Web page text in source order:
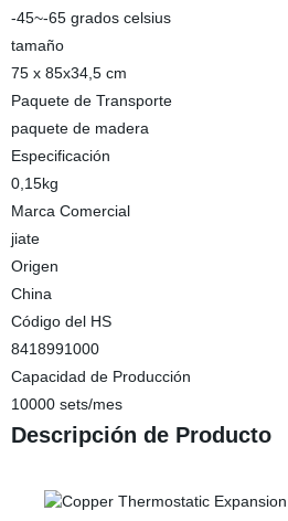
-45~-65 grados celsius
tamaño
75 x 85x34,5 cm
Paquete de Transporte
paquete de madera
Especificación
0,15kg
Marca Comercial
jiate
Origen
China
Código del HS
8418991000
Capacidad de Producción
10000 sets/mes
Descripción de Producto